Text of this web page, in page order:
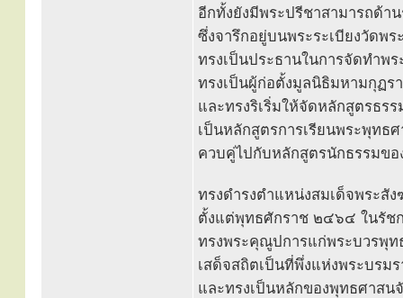
อีกทั้งยังมีพระปรีชาสามารถด้า
ซึ่งจารึกอยู่บนพระระเบียงวัดพ
ทรงเป็นประธานในการจัดทำพ
ทรงเป็นผู้ก่อตั้งมูลนิธิมหามกุฏร
และทรงริเริ่มให้จัดหลักสูตรธร
เป็นหลักสูตรการเรียนพระพุทธ
ควบคู่ไปกับหลักสูตรนักธรรมขอ
ทรงดำรงตำแหน่งสมเด็จพระสั
ตั้งแต่พุทธศักราช ๒๔๖๔ ในรัช
ทรงพระคุณูปการแก่พระบวรพุท
เสด็จสถิตเป็นที่พึ่งแห่งพระบรม
และทรงเป็นหลักของพุทธศาสน